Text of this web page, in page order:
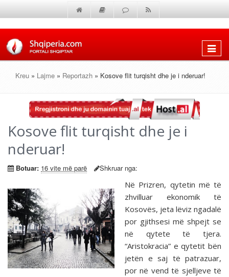
Shfaq
Kreu » Lajme » Reportazh » Kosove flit turqisht dhe je i nderuar!
Kosove flit turqisht dhe je i
nderuar!
Botuar: 16 vite më parë Shkruar nga:
Në Prizren, qytetin më të
zhvilluar ekonomik të
Kosovës, jeta lëviz ngadalë
por gjithsesi më shpejt se
në qytete të tjera.
“Aristokracia” e qytetit bën
jetën e saj të patrazuar,
por në vend të sjelljeve të